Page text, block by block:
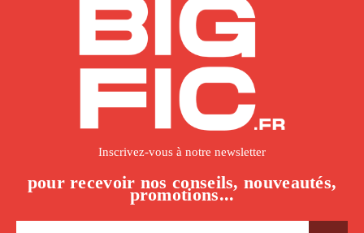
Inscrivez-vous à notre newsletter
pour recevoir nos conseils, nouveautés,
promotions...